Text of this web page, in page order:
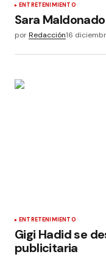
ENTRETENIMIENTO
Sara
porRedacción16
ENTRETENIMIENTO
Gigi Hadid se
publicitaria